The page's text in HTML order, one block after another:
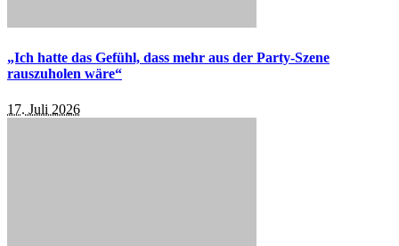
„Ich hatte das Gefühl, dass mehr aus der Party-Szene
rauszuholen wäre“
17. Juli 2026